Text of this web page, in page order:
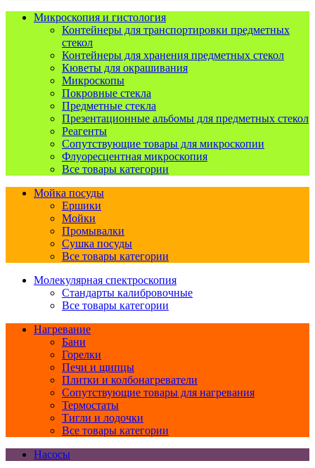
Микроскопия и гистология
Контейнеры для транспортировки предметных
стекол
Контейнеры для хранения предметных стекол
Кюветы для окрашивания
Микроскопы
Покровные стекла
Предметные стекла
Презентационные альбомы для предметных стекол
Реагенты
Сопутствующие товары для микроскопии
Флуоресцентная микроскопия
Все товары категории
Мойка посуды
Ершики
Мойки
Промывалки
Сушка посуды
Все товары категории
Молекулярная спектроскопия
Стандарты калибровочные
Все товары категории
Нагревание
Бани
Горелки
Печи и щипцы
Плитки и колбонагреватели
Сопутствующие товары для нагревания
Термостаты
Тигли и лодочки
Все товары категории
Насосы